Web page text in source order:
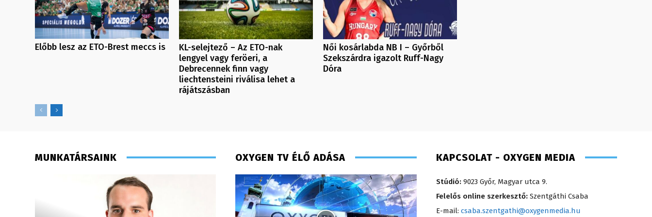
Előbb lesz az ETO-Brest meccs is
KL-selejtező – Az ETO-nak
lengyel vagy feröeri, a
Debrecennek finn vagy
liechtensteini riválisa lehet a
rájátszásban
Női kosárlabda NB I – Győrből
Szekszárdra igazolt Ruff-Nagy
Dóra
MUNKATÁRSAINK OXYGEN TV ÉLŐ ADÁSA KAPCSOLAT - OXYGEN MEDIA
Stúdió: 9023 Győr, Magyar utca 9.
Felelős online szerkesztő: Szentgáthi Csaba
E-mail: csaba.szentgathi@oxygenmedia.hu